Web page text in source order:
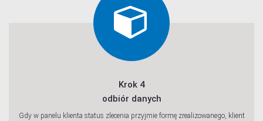
Krok 4
odbiór danych
Gdy w panelu klienta status zlecenia przyjmie formę zrealizowanego, klient